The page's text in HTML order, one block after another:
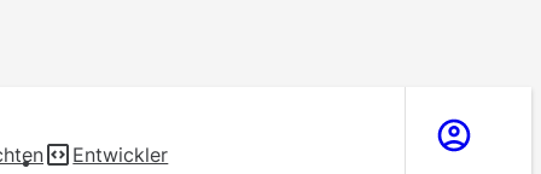
Entwickler